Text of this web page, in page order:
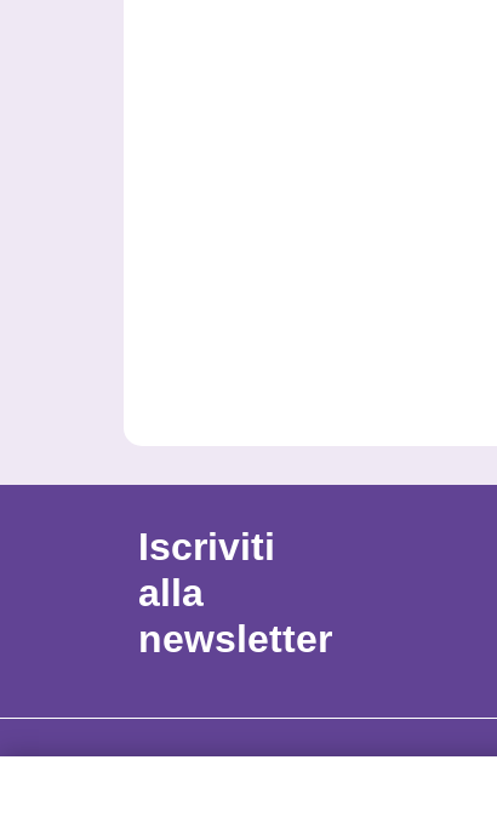
Iscriviti
alla
newsletter